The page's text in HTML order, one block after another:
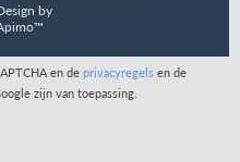
by
en deprivacyregels en de
zijn van toepassing.